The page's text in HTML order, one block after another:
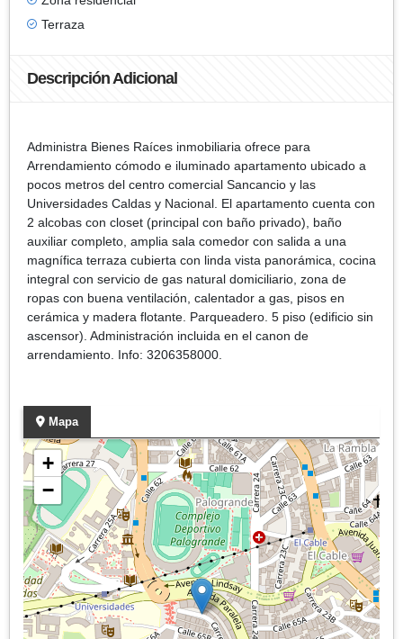
Terraza
Descripción Adicional
Administra Bienes Raíces inmobiliaria ofrece para
Arrendamiento cómodo e iluminado apartamento ubicado a
pocos metros del centro comercial Sancancio y las
Universidades Caldas y Nacional. El apartamento cuenta con
2 alcobas con closet (principal con baño privado), baño
auxiliar completo, amplia sala comedor con salida a una
magnífica terraza cubierta con linda vista panorámica, cocina
integral con servicio de gas natural domiciliario, zona de
ropas con buena ventilación, calentador a gas, pisos en
cerámica y madera flotante. Parqueadero. 5 piso (edificio sin
ascensor). Administración incluida en el canon de
arrendamiento. Info: 3206358000.
Mapa
+
−